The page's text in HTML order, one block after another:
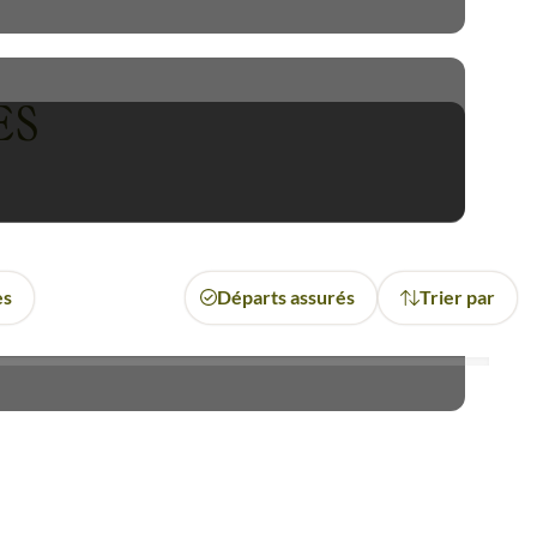
embrasser une expérience
Départs assurés Trier par